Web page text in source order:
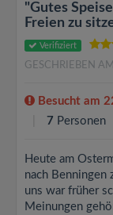
"Gutes
Freien zu
Verifiziert
GESCHRIEBEN
Besucht am
7 Personen
Heute am
nach Benningen
uns war früher
Meinungen